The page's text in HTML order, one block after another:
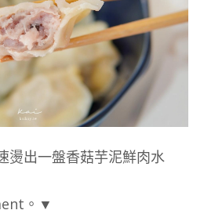
燙出一盤香菇芋泥鮮肉水
。▼